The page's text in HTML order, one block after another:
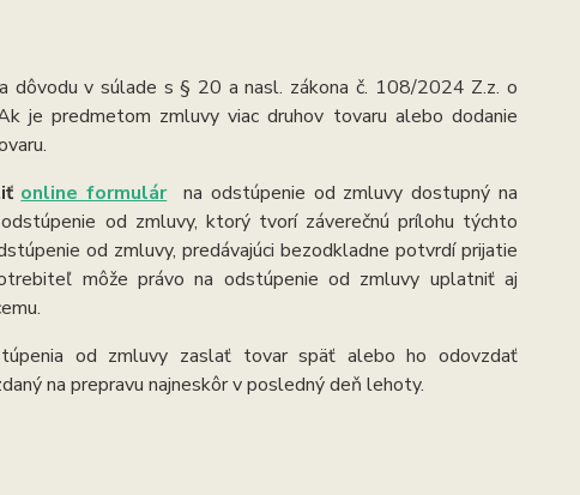
dôvodu v súlade s § 20 a nasl. zákona č. 108/2024 Z.z. o
je predmetom zmluvy viac druhov tovaru alebo dodanie
online formulár
na odstúpenie od zmluvy dostupný na
od zmluvy, ktorý tvorí záverečnú prílohu týchto
od zmluvy, predávajúci bezodkladne potvrdí prijatie
môže právo na odstúpenie od zmluvy uplatniť aj
od zmluvy zaslať tovar späť alebo ho odovzdať
na prepravu najneskôr v posledný deň lehoty.